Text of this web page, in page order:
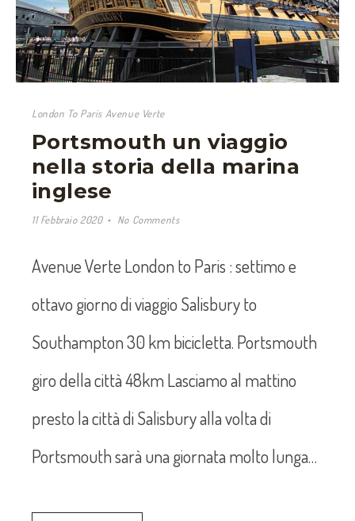
London To Paris Avenue Verte
Portsmouth un viaggio
nella storia della marina
inglese
11 Febbraio 2020 No Comments
Avenue Verte London to Paris : settimo e
ottavo giorno di viaggio Salisbury to
Southampton 30 km bicicletta. Portsmouth
giro della città 48km Lasciamo al mattino
presto la città di Salisbury alla volta di
Portsmouth sarà una giornata molto lunga…